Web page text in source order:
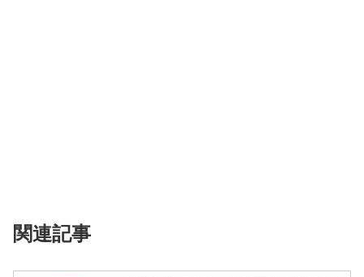
関連記事